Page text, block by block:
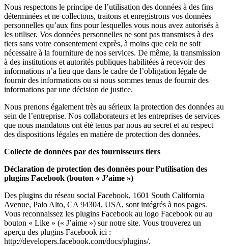
Nous respectons le principe de l’utilisation des données à des fins
déterminées et ne collectons, traitons et enregistrons vos données
personnelles qu’aux fins pour lesquelles vous nous avez autorisés à
les utiliser. Vos données personnelles ne sont pas transmises à des
tiers sans votre consentement exprès, à moins que cela ne soit
nécessaire à la fourniture de nos services. De même, la transmission
à des institutions et autorités publiques habilitées à recevoir des
informations n’a lieu que dans le cadre de l’obligation légale de
fournir des informations ou si nous sommes tenus de fournir des
informations par une décision de justice.
Nous prenons également très au sérieux la protection des données au
sein de l’entreprise. Nos collaborateurs et les entreprises de services
que nous mandatons ont été tenus par nous au secret et au respect
des dispositions légales en matière de protection des données.
Collecte de données par des fournisseurs tiers
Déclaration de protection des données pour l’utilisation des
plugins Facebook (bouton « J’aime »)
Des plugins du réseau social Facebook, 1601 South California
Avenue, Palo Alto, CA 94304, USA, sont intégrés à nos pages.
Vous reconnaissez les plugins Facebook au logo Facebook ou au
bouton « Like » (« J’aime ») sur notre site. Vous trouverez un
aperçu des plugins Facebook ici :
http://developers.facebook.com/docs/plugins/.